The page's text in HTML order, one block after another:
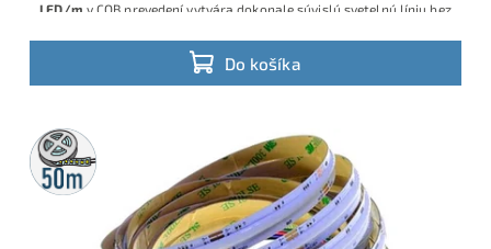
Do košíka
LED/m v COB prevedení vytvára dokonale súvislú svetelnú líniu bez
50m
rolka